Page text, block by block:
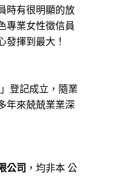
時有很明顯的放
專業女性徵信員
發揮到最大 ！
」登記成立，隨業
年來兢兢業業深
公司 ，均非本 公